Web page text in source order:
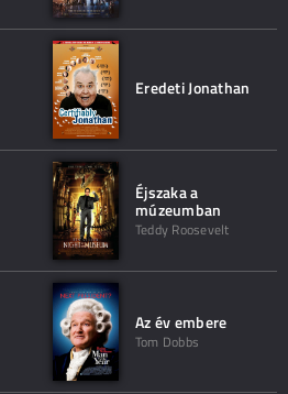
Eredeti Jonathan
Éjszaka a
múzeumban
Teddy Roosevelt
Az év embere
Tom Dobbs